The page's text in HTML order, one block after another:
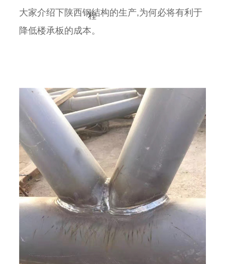
程
大家介绍下陕西钢结构的生产,为何必将有利于
降低楼承板的成本。